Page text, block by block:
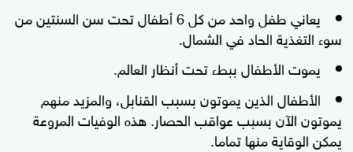
يعاني طفل واحد من كل 6 أطفال تحت سن السنتين من
سوء التغذية الحاد في الشمال.
يموت الأطفال ببطء تحت أنظار العالم.
الأطفال الذين يموتون بسبب القنابل، والمزيد منهم
يموتون الآن بسبب عواقب الحصار. هذه الوفيات المروعة
يمكن الوقاية منها تماما.